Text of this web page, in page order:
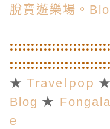
脫寶遊樂場。
::::::::::::::::::::::::
:::::::::::::::::::::::
★ Travelpop ★
Blog ★ Fongala
e